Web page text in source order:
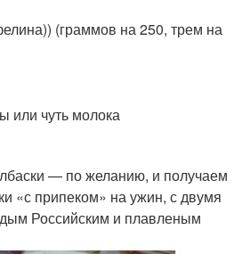
(граммов на 250, трем на
или чуть молока
— по желанию, и получаем
«с припеком» на ужин, с двумя
Российским и плавленым